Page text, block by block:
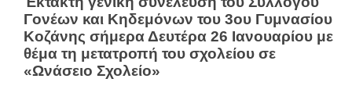
Γονέων και Κηδεμόνων του 3ου Γυμνασίου
Κοζάνης σήμερα Δευτέρα 26 Ιανουαρίου με
θέμα τη μετατροπή του σχολείου σε
«Ωνάσειο Σχολείο»